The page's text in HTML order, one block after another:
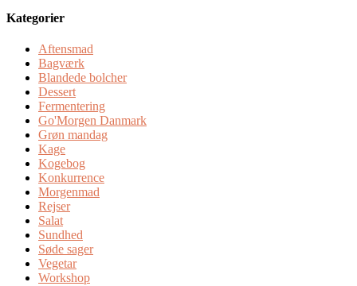
Kategorier
Aftensmad
Bagværk
Blandede bolcher
Dessert
Fermentering
Go'Morgen Danmark
Grøn mandag
Kage
Kogebog
Konkurrence
Morgenmad
Rejser
Salat
Sundhed
Søde sager
Vegetar
Workshop